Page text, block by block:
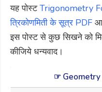
यह पोस्टTrigonometry
त्रिकोणमिती के सूत्र PDF
इस पोस्ट से कुछ सिखने को
कीजिये धन्यवाद।
☞ Geometry